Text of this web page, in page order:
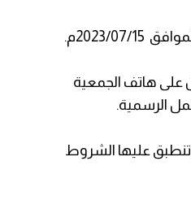
07/15م.
على هاتف الجمعية
عليها الشروط